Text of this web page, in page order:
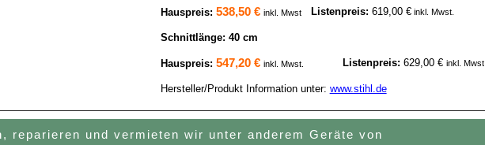
Hauspreis: 538,50 € inkl. Mwst Listenpreis: 619,00 €inkl. Mwst.
Schnittlänge: 40 cm
Hauspreis: 547,20 € inkl. Mwst. Listenpreis: 629,00 € inkl. Mwst.
Hersteller/Produkt Information unter: www.stihl.de
reparieren und vermieten wir unter anderem Geräte von